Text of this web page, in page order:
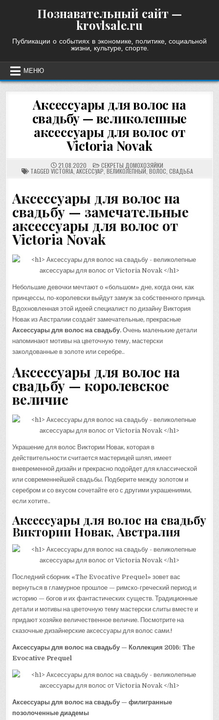
Познавательный сайт —
krovlsale.ru
Публикации о событиях в экономике, политике, социальной
жизни, культуре, спорте.
МЕНЮ
Аксессуары для волос на
свадьбу — великолепные
аксессуары для волос от
Victoria Novak
21.08.2020 POSTED
IN
СЕКРЕТЫ ДОМОХОЗЯЙКИ
TAGGED VICTORIA, АКСЕССУАР ВЕЛИКОЛЕПНЫЙ ВОЛОС СВАДЬБА
Аксессуары для волос на
свадьбу — замечательные
аксессуары для волос от
Victoria Novak
Небольшие девочки мечтают о «большом» дне, когда они, как
принцессы, по-королевски выйдут замуж за собственного принца.
Вдохновленная этой идеей специалист по дизайну Виктория
Новак из Австралии создаёт замечательные, прекрасные
Аксессуары для волос на свадьбу. Очень маленькие детали
напоминают мотивы на цветочную тему, мастерски
заколдованные в золоте или серебре..
Аксессуары для волос на
свадьбу — королевское
величие
Украшение для волос Виктории Новак, которая в
действительности считается мастерицей шляп, имеет
вневременной дизайн и прекрасно подойдет для классической
или современнейшей свадьбы. Подберите между золотом и
серебром и со вкусом сочетайте его с другими украшениями,
если хотите..
Аксессуары для волос на свадьбу
Виктории Новак, Австралия
Последний сборник «The Evocative Prequel» зовет вас
вернуться в гламурное прошлое — римско-греческий период и
историю — богов и их фантастических существ. Традиционные
детали и мотивы на цветочную тему мастерски слиты вместе и
придают хозяйке величественное величие. Посмотрите на
сказочные дизайнерские аксессуары для волос сами.!
Аксессуары для волос на свадьбу — Коллекция 2016: The
Evocative Prequel
Аксессуары для волос на свадьбу — филигранные
позолоченные диадемы